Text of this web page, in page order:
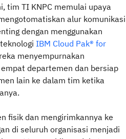
tim TI KNPC memulai upaya
alur komunikasi
dengan menggunakan
IBM Cloud Pak® for
menyempurnakan
departemen dan bersiap
lain ke dalam tim ketika
fisik dan mengirimkannya ke
di seluruh organisasi menjadi